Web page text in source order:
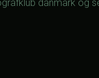
danmark og